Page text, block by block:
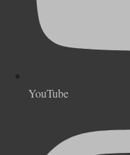
YouTube